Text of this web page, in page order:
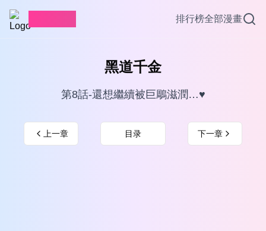
排行榜全部漫畫
黑道千金
第8話-還想繼續被巨鵰滋潤…♥
上一章 目录 下一章